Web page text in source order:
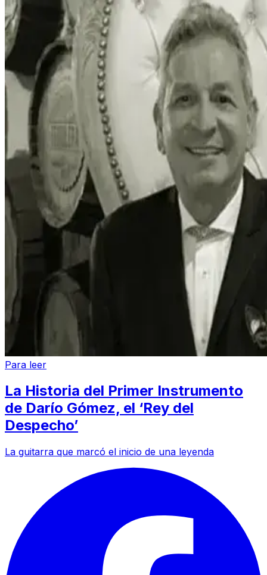
Para leer
La Historia del Primer Instrumento
de Darío Gómez, el ‘Rey del
Despecho’
La guitarra que marcó el inicio de una leyenda